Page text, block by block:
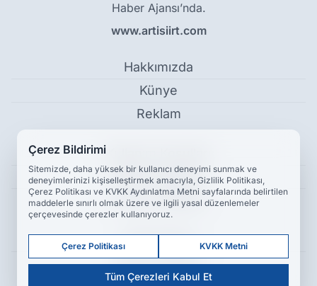
Haber Ajansı’nda.
www.artisiirt.com
Hakkımızda
Künye
Reklam
Gizlilik Politikası
Çerez Politikası
KVKK Metni
İletişim Bilgileri
Çerez Bildirimi
Sitemizde, daha yüksek bir kullanıcı deneyimi sunmak ve
deneyimlerinizi kişiselleştirmek amacıyla, Gizlilik Politikası,
Çerez Politikası ve KVKK Aydınlatma Metni sayfalarında belirtilen
maddelerle sınırlı olmak üzere ve ilgili yasal düzenlemeler
çerçevesinde çerezler kullanıyoruz.
Çerez Politikası KVKK Metni
Tüm Çerezleri Kabul Et